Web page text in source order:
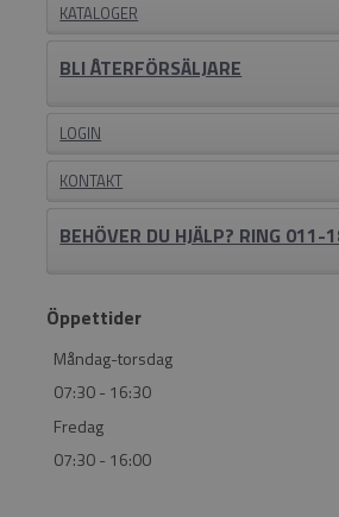
KATALOGER
BLI ÅTERFÖRSÄLJARE
LOGIN
KONTAKT
BEHÖVER DU HJÄLP? RING 011-
Öppettider
Måndag-torsdag
07:30 - 16:30
Fredag
07:30 - 16:00